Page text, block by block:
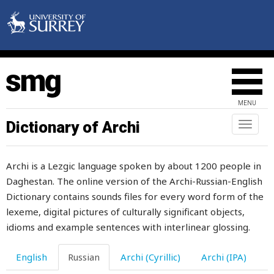
MENU
Toggle
Dictionary of Archi
Archi is a Lezgic language spoken by about 1200 people in
Daghestan. The online version of the Archi-Russian-English
Dictionary contains sounds files for every word form of the
lexeme, digital pictures of culturally significant objects,
idioms and example sentences with interlinear glossing.
English Russian Archi (Cyrillic) Archi (IPA)
лень
лестница
летать
летний
лето
летом